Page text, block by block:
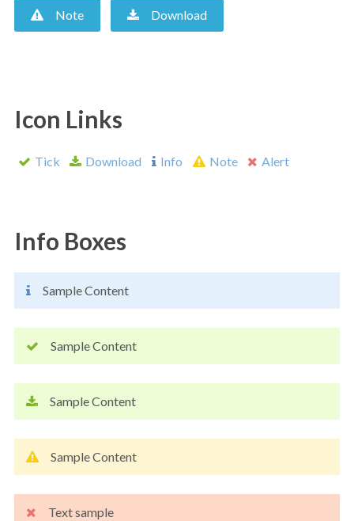
Note Download
Icon Links
Tick Download Info Note Alert
Info Boxes
Sample Content
Sample Content
Sample Content
Sample Content
Text sample